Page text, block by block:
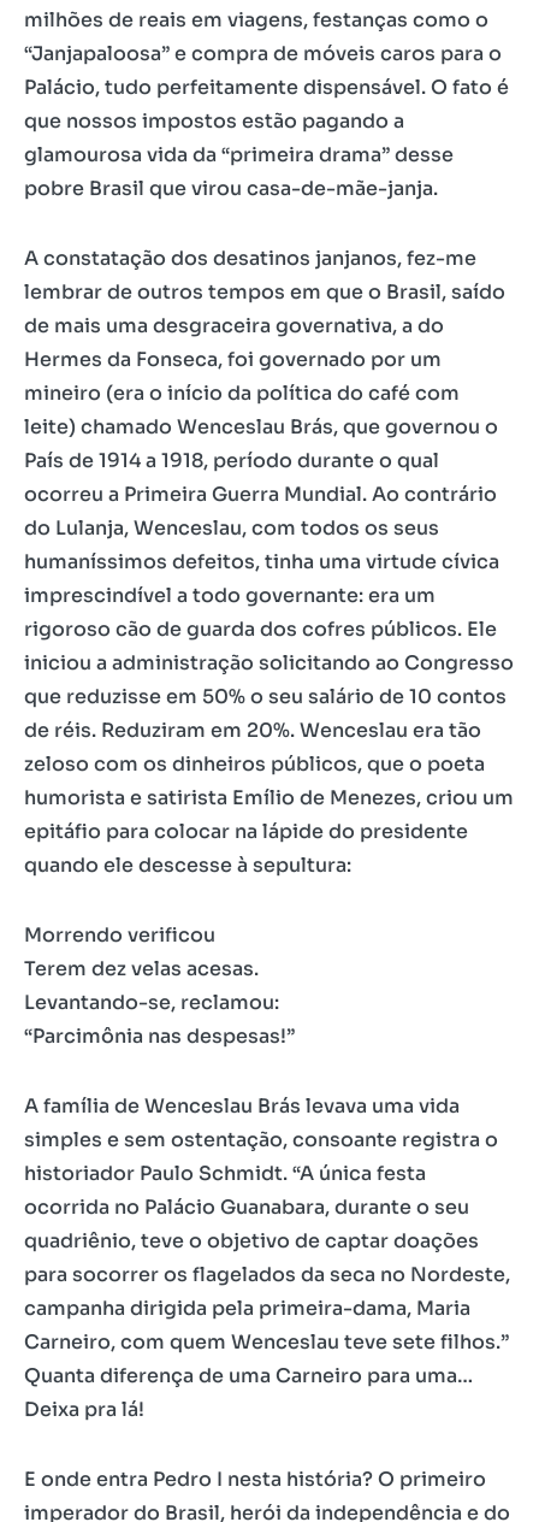
milhões de reais em viagens, festanças como o
“Janjapaloosa” e compra de móveis caros para o
Palácio, tudo perfeitamente dispensável. O fato é
que nossos impostos estão pagando a
glamourosa vida da “primeira drama” desse
pobre Brasil que virou casa-de-mãe-janja.
A constatação dos desatinos janjanos, fez-me
lembrar de outros tempos em que o Brasil, saído
de mais uma desgraceira governativa, a do
Hermes da Fonseca, foi governado por um
mineiro (era o início da política do café com
leite) chamado Wenceslau Brás, que governou o
País de 1914 a 1918, período durante o qual
ocorreu a Primeira Guerra Mundial. Ao contrário
do Lulanja, Wenceslau, com todos os seus
humaníssimos defeitos, tinha uma virtude cívica
imprescindível a todo governante: era um
rigoroso cão de guarda dos cofres públicos. Ele
iniciou a administração solicitando ao Congresso
que reduzisse em 50% o seu salário de 10 contos
de réis. Reduziram em 20%. Wenceslau era tão
zeloso com os dinheiros públicos, que o poeta
humorista e satirista Emílio de Menezes, criou um
epitáfio para colocar na lápide do presidente
quando ele descesse à sepultura:
Morrendo verificou
Terem dez velas acesas.
Levantando-se, reclamou:
“Parcimônia nas despesas!”
A família de Wenceslau Brás levava uma vida
simples e sem ostentação, consoante registra o
historiador Paulo Schmidt. “A única festa
ocorrida no Palácio Guanabara, durante o seu
quadriênio, teve o objetivo de captar doações
para socorrer os flagelados da seca no Nordeste,
campanha dirigida pela primeira-dama, Maria
Carneiro, com quem Wenceslau teve sete filhos.”
Quanta diferença de uma Carneiro para uma…
Deixa pra lá!
E onde entra Pedro I nesta história? O primeiro
imperador do Brasil, herói da independência e do